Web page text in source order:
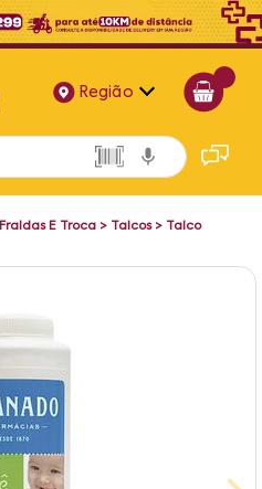
Região
Alagoas
Bahia
Fraldas E Troca > Talcos> Talco